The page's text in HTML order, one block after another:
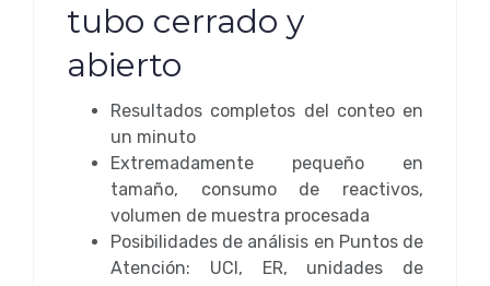
tubo cerrado y
abierto
Resultados completos del conteo en
un minuto
Extremadamente pequeño en
tamaño, consumo de reactivos,
volumen de muestra procesada
Posibilidades de análisis en Puntos de
Atención: UCI, ER, unidades de